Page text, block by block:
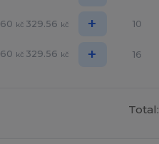
kč 329.56 kč + 10
kč 329.56 kč + 16
Total: